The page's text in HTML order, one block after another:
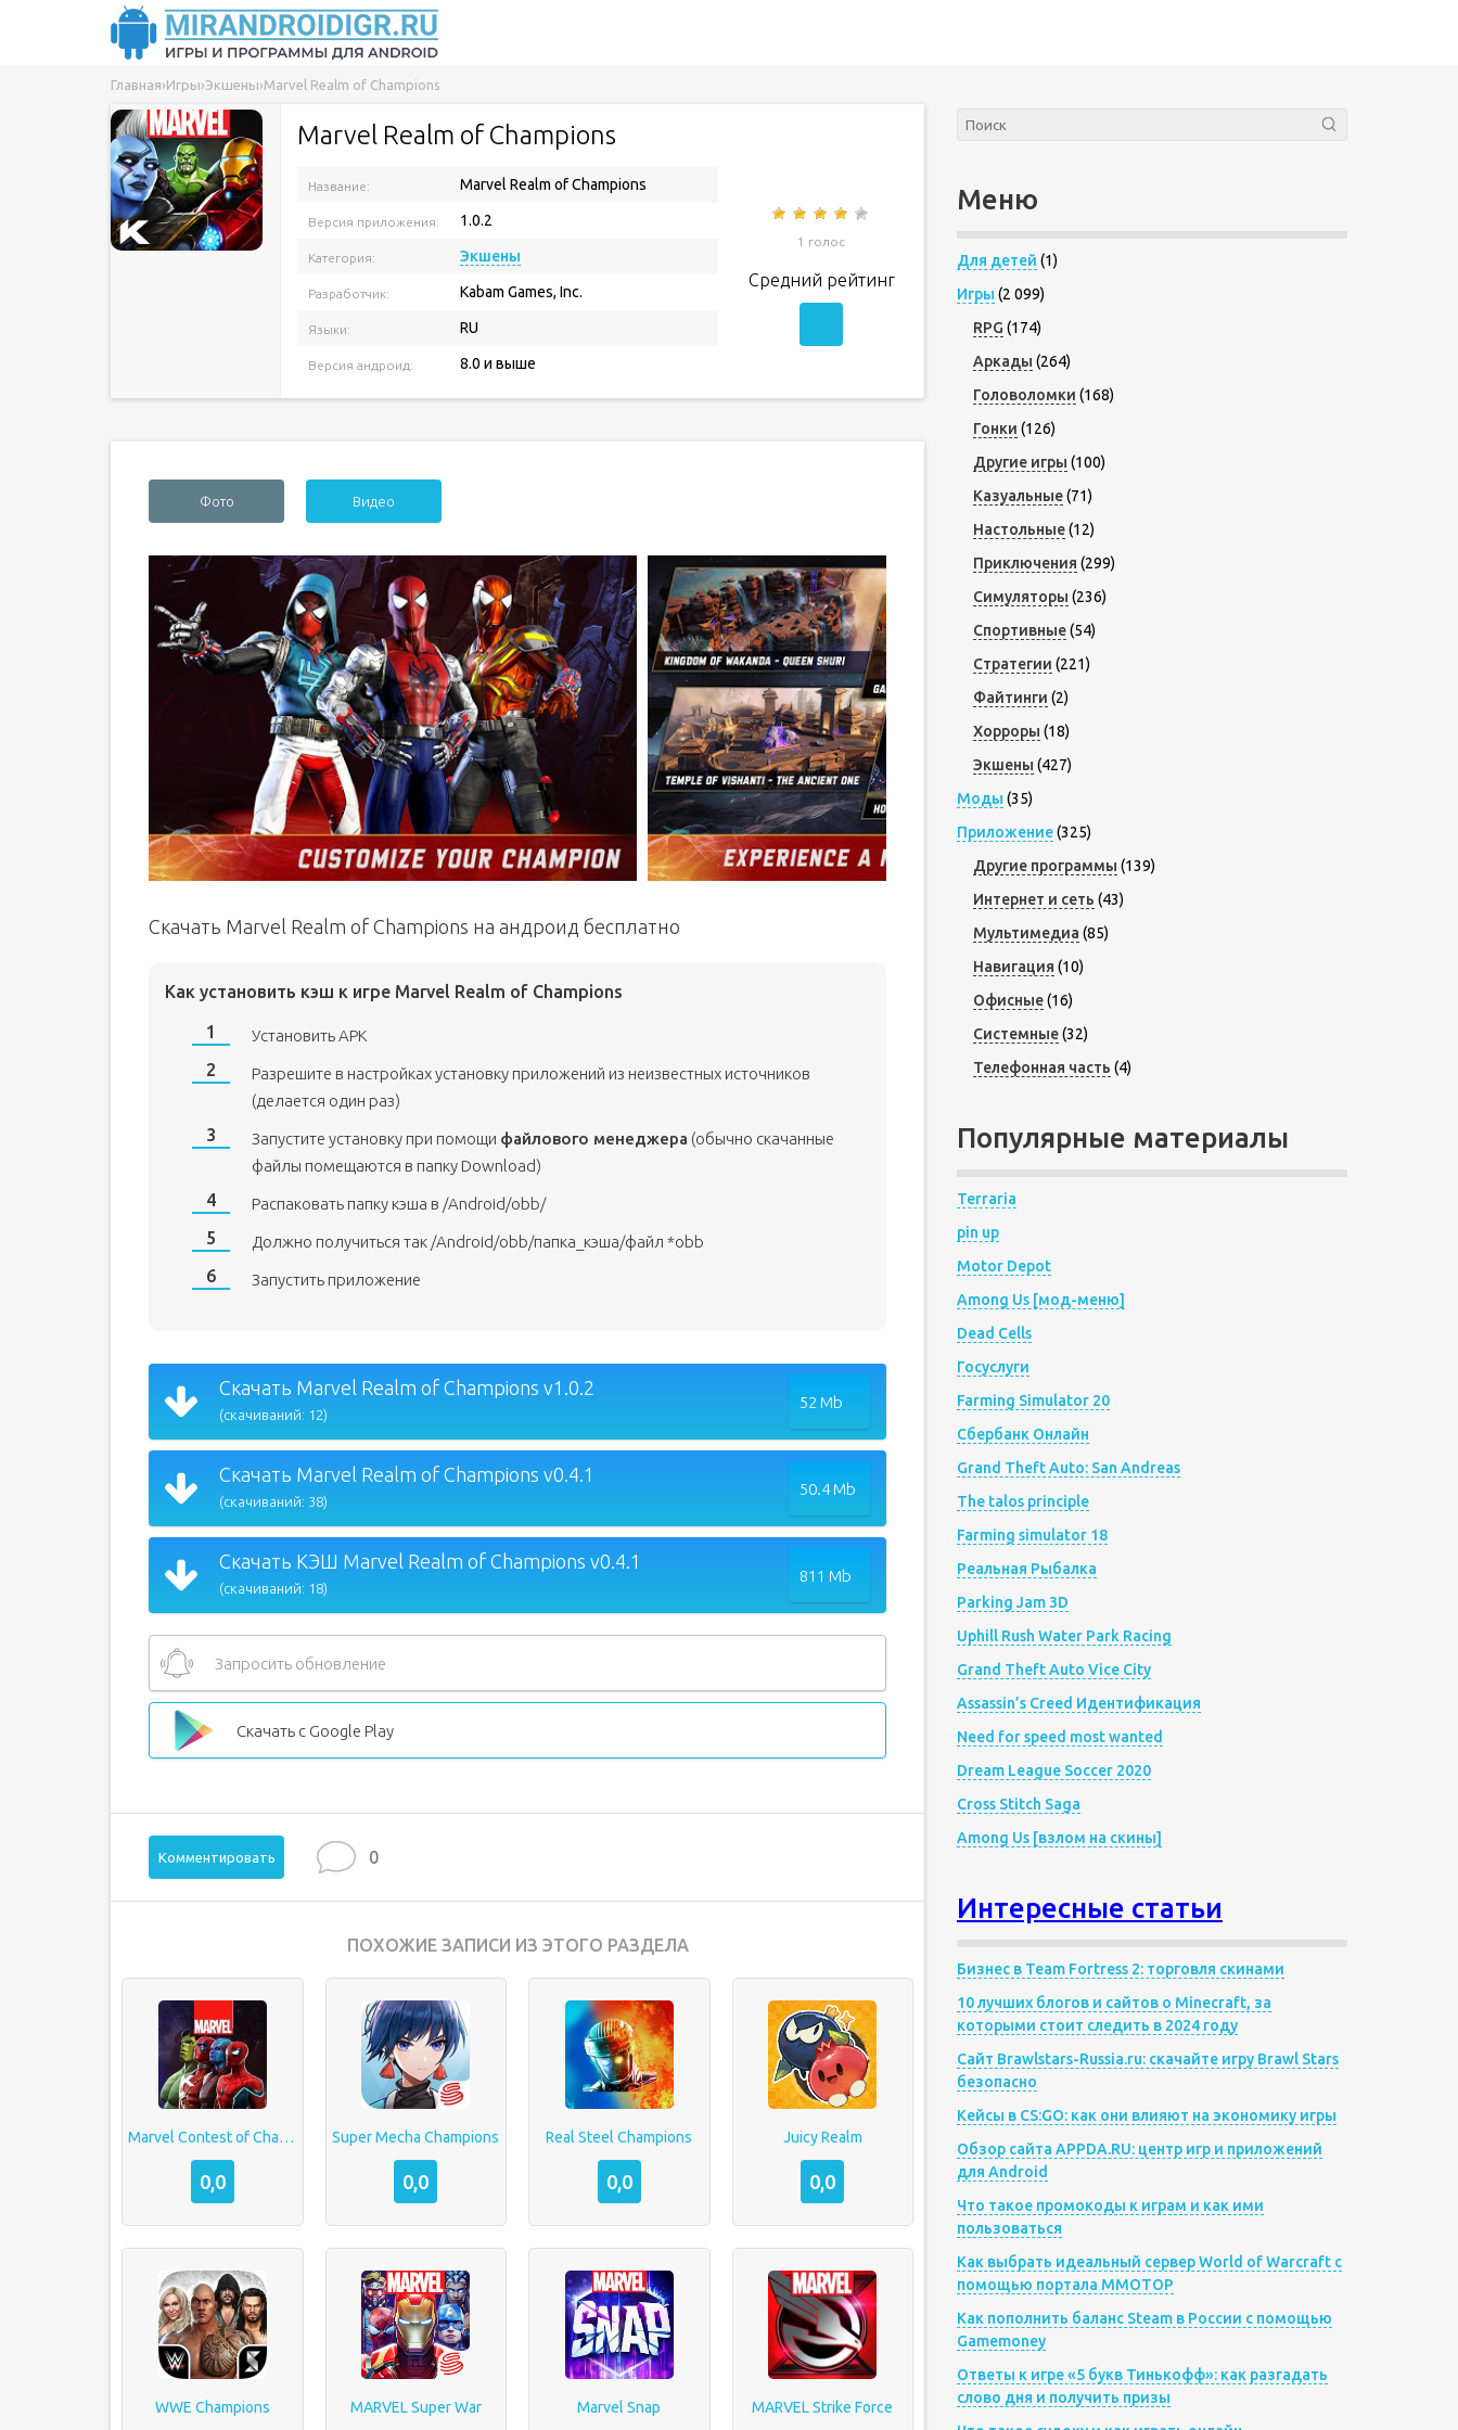
Главная›Игры›Экшены›Marvel Realm of Champions
Marvel Realm of Champions
Название: Marvel Realm of Champions
Версия приложения: 1.0.2
Категория: Экшены
Разработчик: Kabam Games, Inc.
Языки: RU
Версия андроид: 8.0 и выше
1 голос
Средний рейтинг
Фото Видео
Скачать Marvel Realm of Champions на андроид бесплатно
Как установить кэш к игре Marvel Realm of Champions
Установить APK
Разрешите в настройках установку приложений из неизвестных источников
(делается один раз)
Запустите установку при помощи файлового менеджера (обычно скачанные
файлы помещаются в папку Download)
Распаковать папку кэша в /Android/obb/
Должно получиться так /Android/obb/папка_кэша/файл *obb
Запустить приложение
Скачать Marvel Realm of Champions v1.0.2
(скачиваний: 12)
52 Mb
Скачать Marvel Realm of Champions v0.4.1
(скачиваний: 38)
50.4 Mb
Скачать КЭШ Marvel Realm of Champions v0.4.1
(скачиваний: 18)
811 Mb
Запросить обновление
Скачать с Google Play
Комментировать 0
ПОХОЖИЕ ЗАПИСИ ИЗ ЭТОГО РАЗДЕЛА
Marvel Contest of Champions
0,0
Super Mecha Champions
0,0
Real Steel Champions
0,0
Juicy Realm
0,0
WWE Champions MARVEL Super War Marvel Snap MARVEL Strike Force
Меню
Для детей (1)
Игры (2 099)
RPG (174)
Аркады (264)
Головоломки (168)
Гонки (126)
Другие игры (100)
Казуальные(71)
Настольные(12)
Приключения (299)
Симуляторы (236)
Спортивные(54)
Стратегии (221)
Файтинги (2)
Хорроры (18)
Экшены (427)
Моды (35)
Приложение(325)
Другие программы (139)
Интернет и сеть (43)
Мультимедиа (85)
Навигация (10)
Офисные(16)
Системные(32)
Телефонная часть (4)
Популярные материалы
Terraria
pin up
Motor Depot
Among Us [мод-меню]
Dead Cells
Госуслуги
Farming Simulator 20
Сбербанк Онлайн
Grand Theft Auto: San Andreas
The talos principle
Farming simulator 18
Реальная Рыбалка
Parking Jam 3D
Uphill Rush Water Park Racing
Grand Theft Auto Vice City
Assassin’s Creed Идентификация
Need for speed most wanted
Dream League Soccer 2020
Cross Stitch Saga
Among Us [взлом на скины]
Интересные статьи
Бизнес в Team Fortress 2: торговля скинами
10 лучших блогов и сайтов о Minecraft, за
которыми стоит следить в 2024 году
Сайт Brawlstars-Russia.ru: скачайте игру Brawl Stars
безопасно
Кейсы в CS:GO: как они влияют на экономику игры
Обзор сайта APPDA.RU: центр игр и приложений
для Android
Что такое промокоды к играм и как ими
пользоваться
Как выбрать идеальный сервер World of Warcraft с
помощью портала MMOTOP
Как пополнить баланс Steam в России с помощью
Gamemoney
Ответы к игре «5 букв Тинькофф»: как разгадать
слово дня и получить призы